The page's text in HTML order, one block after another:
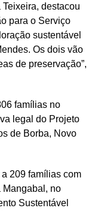
destacou
para o Serviço
sustentável
Os dois vão
de preservação”,
famílias no
legal do Projeto
de Borba, Novo
209 famílias com
Mangabal, no
Sustentável